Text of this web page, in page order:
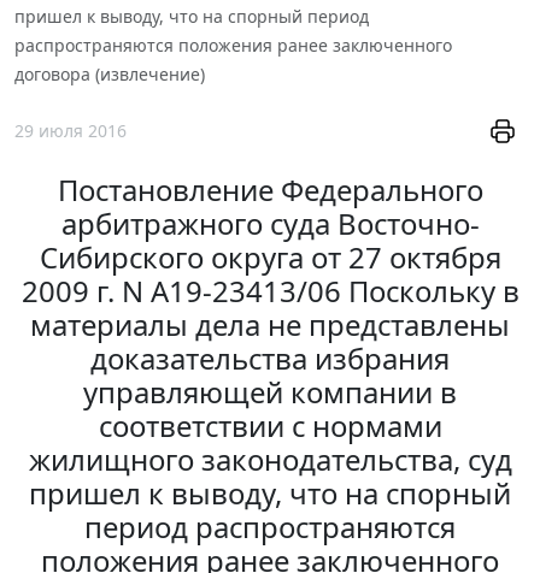
пришел к выводу, что на спорный период
распространяются положения ранее заключенного
договора (извлечение)
29 июля 2016
Постановление Федерального
арбитражного суда Восточно-
Сибирского округа от 27 октября
2009 г. N А19-23413/06 Поскольку в
материалы дела не представлены
доказательства избрания
управляющей компании в
соответствии с нормами
жилищного законодательства, суд
пришел к выводу, что на спорный
период распространяются
положения ранее заключенного